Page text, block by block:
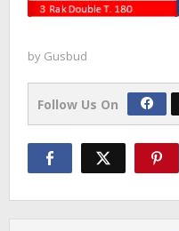
by Gusbud
Follow Us On